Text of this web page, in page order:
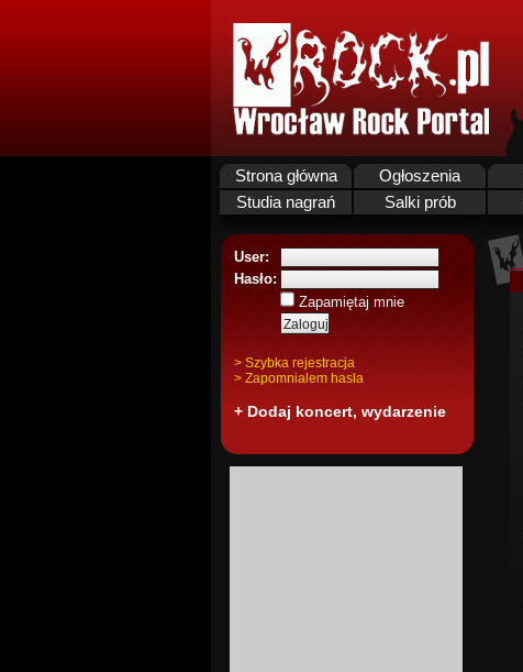
Strona główna Ogłoszenia
Studia nagrań
Salki prób
User:
Hasło:
Zapamiętaj mnie
> Szybka rejestracja
> Zapomnialem hasla
+ Dodaj koncert, wydarzenie